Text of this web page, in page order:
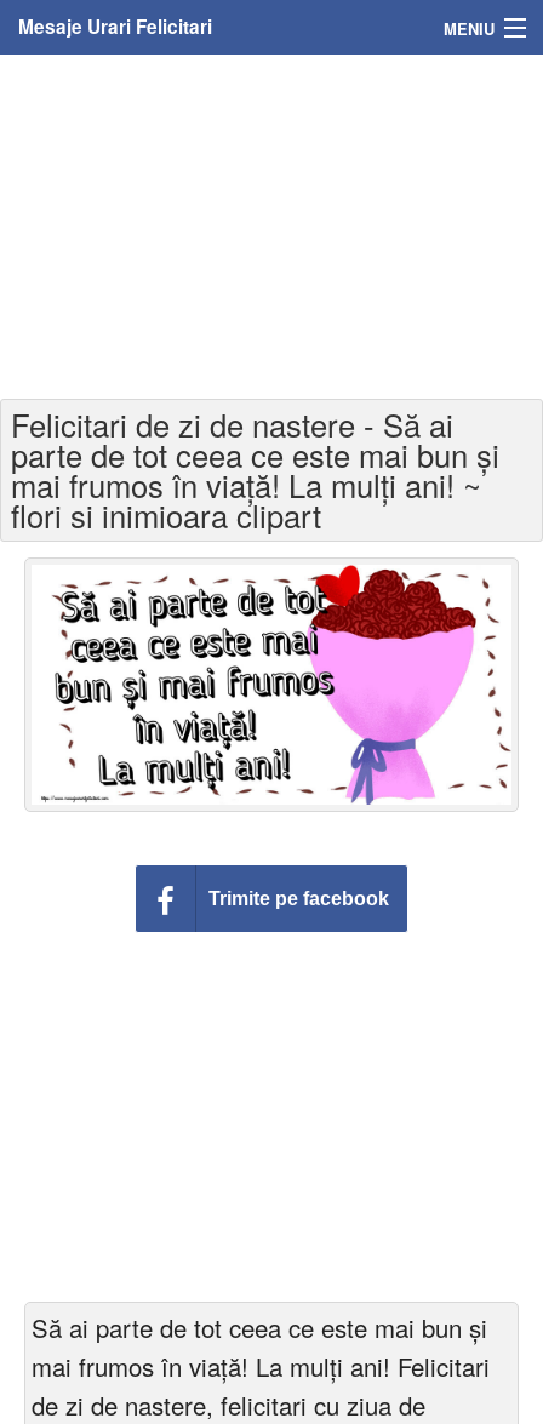
Mesaje Urari Felicitari MENIU
Felicitari varsta
Felicitari zilele anului
Felicitari zile saptamana
Felicitari muzicale
Felicitari muzicale personalizate
Felicitari animate
Invitatii personalizate
Felicitari de zi de nastere - Să ai
parte de tot ceea ce este mai bun și
mai frumos în viață! La mulți ani! ~
flori si inimioara clipart
Trimite pe facebook
Să ai parte de tot ceea ce este mai bun și
mai frumos în viață! La mulți ani! Felicitari
de zi de nastere, felicitari cu ziua de